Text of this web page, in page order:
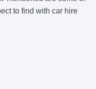
to find with car hire